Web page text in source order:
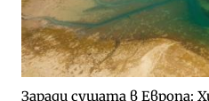
Заради сушата в Европа: